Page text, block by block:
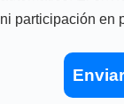
ni participación en